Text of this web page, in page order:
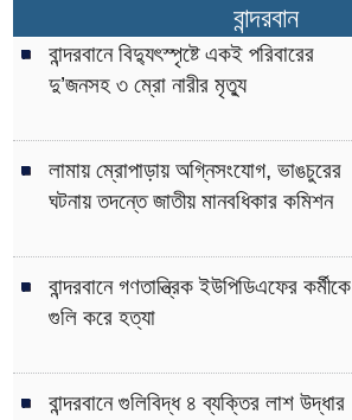
বান্দরবান
বান্দরবানে বিদ্যুৎস্পৃষ্টে একই পরিবারের
দু’জনসহ ৩ ম্রো নারীর মৃত্যু
লামায় ম্রোপাড়ায় অগ্নিসংযোগ, ভাঙচুরের
ঘটনায় তদন্তে জাতীয় মানবধিকার কমিশন
বান্দরবানে গণতান্ত্রিক ইউপিডিএফের কর্মীকে
গুলি করে হত্যা
বান্দরবানে গুলিবিদ্ধ ৪ ব্যক্তির লাশ উদ্ধার